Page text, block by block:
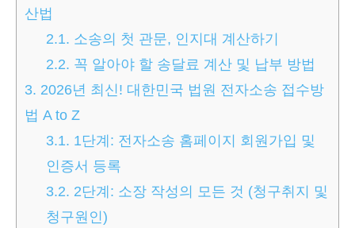
산법
2.1. 소송의 첫 관문, 인지대 계산하기
2.2. 꼭 알아야 할 송달료 계산 및 납부 방법
3. 2026년 최신! 대한민국 법원 전자소송 접수방
법 A to Z
3.1. 1단계: 전자소송 홈페이지 회원가입 및
인증서 등록
3.2. 2단계: 소장 작성의 모든 것 (청구취지 및
청구원인)